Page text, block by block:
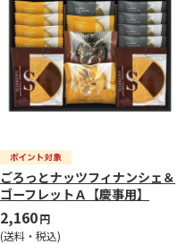
ごろっとナッツフィナンシェ＆
ゴーフレットＡ【慶事用】
2,160円
(送料・税込)